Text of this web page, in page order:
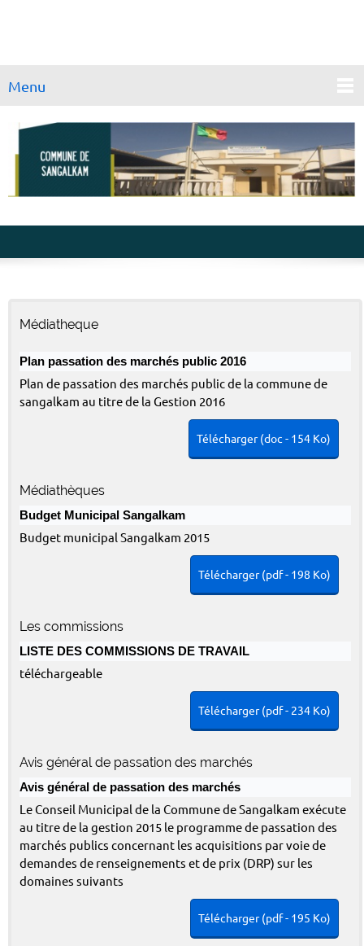
Menu
Médiatheque
Plan passation des marchés public 2016
Plan de passation des marchés public de la commune de
sangalkam au titre de la Gestion 2016
Télécharger (doc - 154 Ko)
Médiathèques
Budget Municipal Sangalkam
Budget municipal Sangalkam 2015
Télécharger (pdf - 198 Ko)
Les commissions
LISTE DES COMMISSIONS DE TRAVAIL
téléchargeable
Télécharger (pdf - 234 Ko)
Avis général de passation des marchés
Avis général de passation des marchés
Le Conseil Municipal de la Commune de Sangalkam exécute
au titre de la gestion 2015 le programme de passation des
marchés publics concernant les acquisitions par voie de
demandes de renseignements et de prix (DRP) sur les
domaines suivants
Télécharger (pdf - 195 Ko)